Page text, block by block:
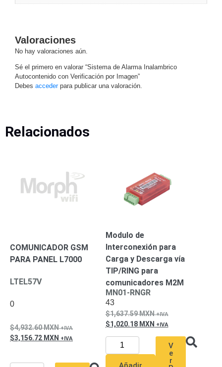
RespaldoInyectores
EnergíaPoE
de Largo
Alcance UPS
- No Break
Kits-
MegapixelTurboHD
Canales
Monitores
Pantallas
Monitores
CoaxialCorriente
AlternaCorriente
Servidores
Valoraciones
No hay valoraciones aún.
Sé el primero en valorar “Sistema de Alarma Inalambrico
Autocontenido con Verificación por Imagen”
Debes accederpara publicar una valoración.
Relacionados
COMUNICADOR GSM
PARA PANEL L7000
LTEL57V
0
4,932.60MXN
3,156.72 MXN
Modulo de
Interconexión para
Carga y Descarga vía
TIP/RING para
comunicadores M2M
MN01-RNGR
43
1,637.59MXN
1,020.18 MXN
V
e
r